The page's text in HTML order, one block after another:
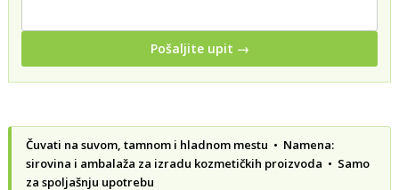
Pošaljite upit →
Čuvati na suvom, tamnom i hladnom mestu • Namena:
sirovina i ambalaža za izradu kozmetičkih proizvoda • Samo
za spoljašnju upotrebu